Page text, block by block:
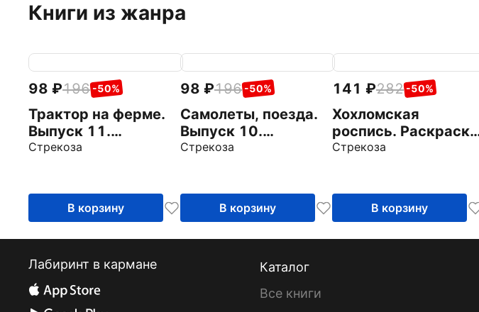
Книги из жанра
98 196 -50%
Трактор на ферме.
Выпуск 11.
Раскраска с
Стрекоза
В корзину
98 196 -50%
Самолеты, поезда.
Выпуск 10.
Раскраска с
Стрекоза
В корзину
141 282 -50%
Хохломская
роспись. Раскраска
с наклейками
Стрекоза
В корзину
Лабиринт в кармане
Каталог
Все книги